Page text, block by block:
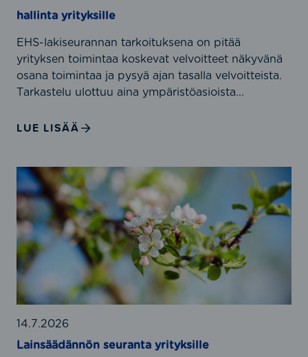
j
I
S
O
9
0
t
a
n
d
a
r
d
i
t
?
a
t
a
a
a
t
i
m
u
t
e
n
m
k
a
hallinta yrityksille
EHS-lakiseurannan tarkoituksena on pitää
yrityksen toimintaa koskevat velvoitteet näkyvänä
osana toimintaa ja pysyä ajan tasalla velvoitteista.
Tarkastelu ulottuu aina ympäristöasioista...
LUE LISÄÄ
L
a
i
n
s
ä
ä
d
ä
n
n
14.7.2026
Lainsäädännön seuranta yrityksille